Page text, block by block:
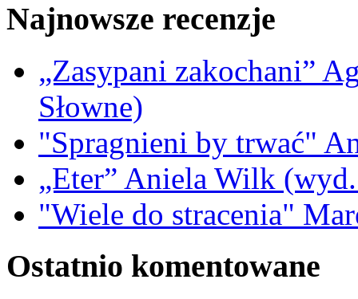
Najnowsze recenzje
„Zasypani zakochani”
Słowne)
"Spragnieni by trwać"
„Eter” Aniela Wilk
"Wiele do stracenia"
Ostatnio komentowane